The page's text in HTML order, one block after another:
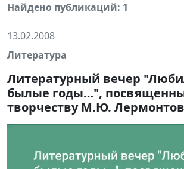
Найдено публикаций: 1
13.02.2008
Литература
Литературный вечер
былые годы…",
творчеству М.Ю.